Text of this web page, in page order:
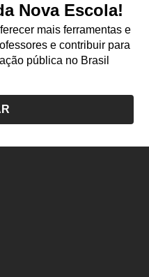
Nova Escola!
mais ferramentas e
e contribuir para
pública no Brasil